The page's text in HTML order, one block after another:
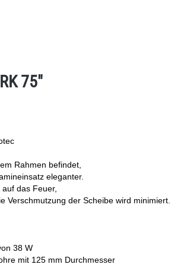
75"
Rahmen befindet,
eleganter.
das Feuer,
Verschmutzung der Scheibe wird minimiert.
38 W
mit 125 mm Durchmesser